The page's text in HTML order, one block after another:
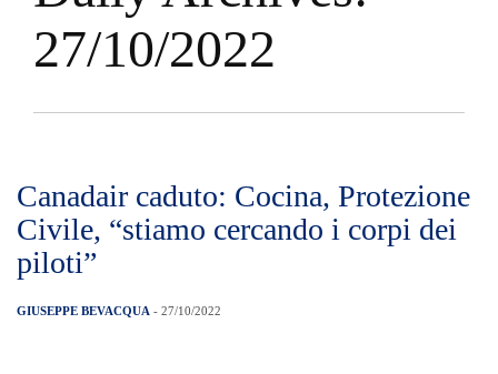
27/10/2022
Canadair caduto: Cocina, Protezione
Civile, “stiamo cercando i corpi dei
piloti”
GIUSEPPE BEVACQUA - 27/10/2022